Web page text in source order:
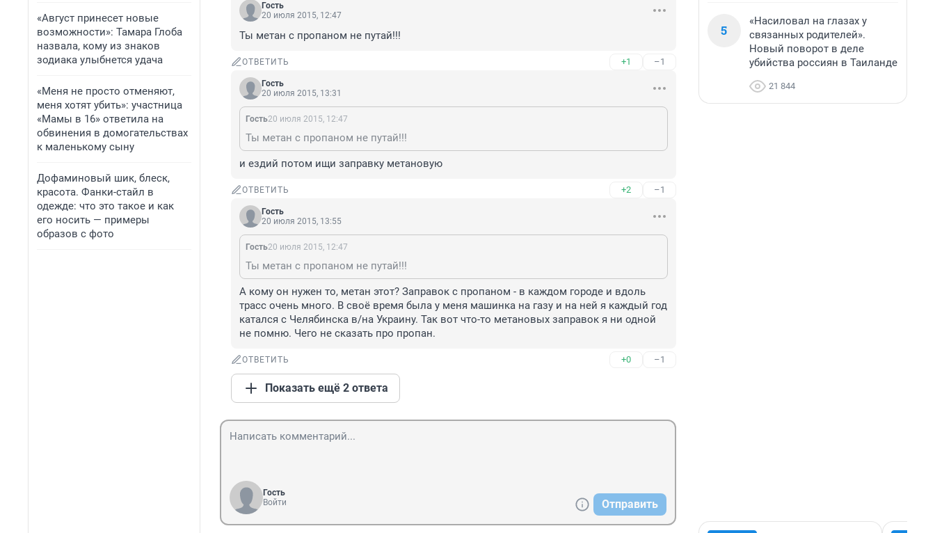
«Август принесет новые
возможности»: Тамара Глоба
назвала, кому из знаков
зодиака улыбнется удача
«Меня не просто отменяют,
меня хотят убить»: участница
«Мамы в 16» ответила на
обвинения в домогательствах
к маленькому сыну
Дофаминовый шик, блеск,
красота. Фанки-стайл в
одежде: что это такое и как
его носить — примеры
образов с фото
Гость
20 июля 2015, 12:47
Ты метан с пропаном не путай!!!
ОТВЕТИТЬ +1 –1
Гость
20 июля 2015, 13:31
Гость20 июля 2015, 12:47
Ты метан с пропаном не путай!!!
и ездий потом ищи заправку метановую
ОТВЕТИТЬ +2 –1
Гость
20 июля 2015, 13:55
Гость20 июля 2015, 12:47
Ты метан с пропаном не путай!!!
А кому он нужен то, метан этот? Заправок с пропаном - в каждом городе и вдоль
трасс очень много. В своё время была у меня машинка на газу и на ней я каждый год
катался с Челябинска в/на Украину. Так вот что-то метановых заправок я ни одной
не помню. Чего не сказать про пропан.
ОТВЕТИТЬ +0 –1
Показать ещё 2 ответа
Гость
Войти
Отправить
5
«Насиловал на глазах у
связанных родителей».
Новый поворот в деле
убийства россиян в Таиланде
21 844